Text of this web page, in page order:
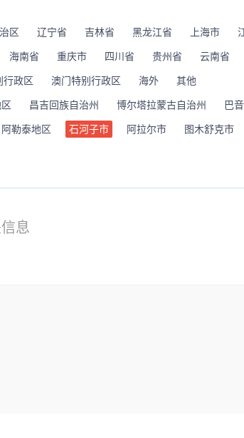
区 辽宁省 吉林省 黑龙江省 上海市
海南省 重庆市 四川省 贵州省 云南省
行政区 澳门特别行政区 海外
其他
昌吉回族自治州 博尔塔拉蒙古自治州 巴
阿勒泰地区 石河子市 阿拉尔市 图木舒克市
息